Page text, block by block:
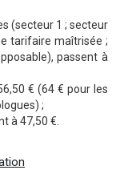
(secteur 1 ; secteur
tarifaire maîtrisée ;
passent à
€ (64 € pour les
;
à 47,50 €.